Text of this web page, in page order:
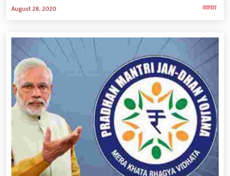
August 28, 2020 व्‍यापार